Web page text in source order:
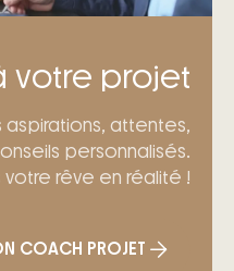
votre projet
aspirations, attentes,
personnalisés.
votre rêve en réalité !
COACH PROJET